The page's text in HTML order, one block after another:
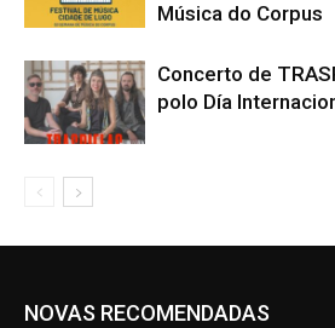
Música do Corpus
Concerto de
polo Día
NOVAS RECOMENDADAS